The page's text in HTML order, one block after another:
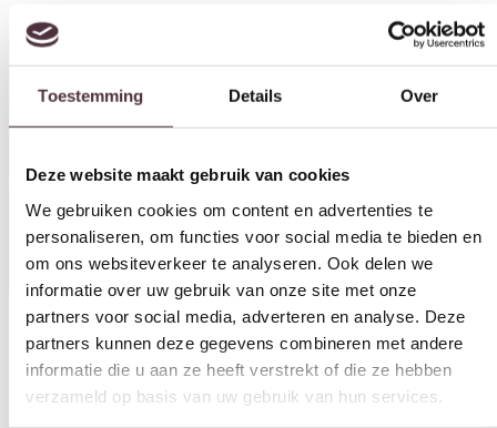
Toestemming Over
Deze website maakt gebruik van cookies
personaliseren, om functies voor social media te bieden en
om ons websiteverkeer te analyseren. Ook delen we
informatie over uw gebruik van onze site met onze
partners voor social media, adverteren en analyse. Deze
partners kunnen deze gegevens combineren met andere
informatie die u aan ze heeft verstrekt of die ze hebben
verzameld op basis van uw gebruik van hun services.
Toestemmingsselectie
2.095,00
Productinformatie
Materiaal
Leer, Stof